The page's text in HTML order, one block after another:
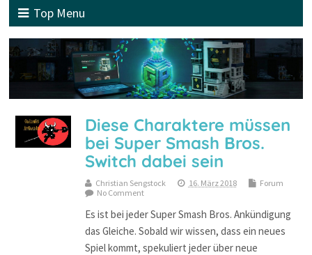
Top Menu
Diese Charaktere müssen
bei Super Smash Bros.
Switch dabei sein
Christian Sengstock 16. März 2018
Forum
No Comment
Es ist bei jeder Super Smash Bros. Ankündigung
das Gleiche. Sobald wir wissen, dass ein neues
Spiel kommt, spekuliert jeder über neue